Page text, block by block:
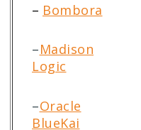
– Bombora
–Madison
Logic
–Oracle
BlueKai